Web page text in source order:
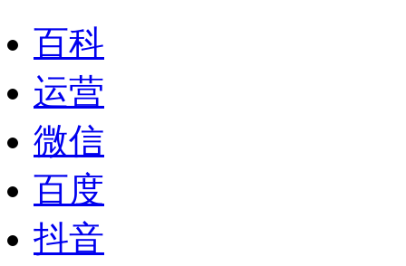
百科
运营
微信
百度
抖音